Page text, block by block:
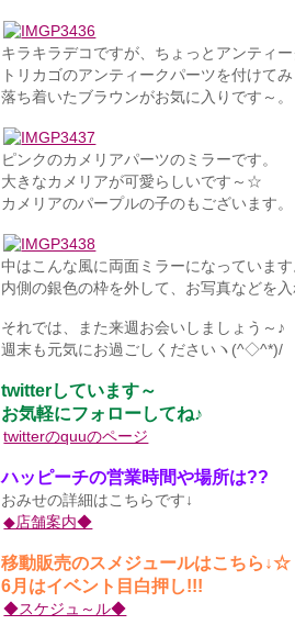
キラキラデコですが、ちょっとアンティー
トリカゴのアンティークパーツを付けてみ
落ち着いたブラウンがお気に入りです～。
ピンクのカメリアパーツのミラーです。
大きなカメリアが可愛らしいです～☆
カメリアのパープルの子のもございます。
中はこんな風に両面ミラーになっています
内側の銀色の枠を外して、お写真などを入
それでは、また来週お会いしましょう～♪
週末も元気にお過ごしくださいヽ(^◇^*)/
twitterしています～
お気軽にフォローしてね♪
twitterのquuのページ
ハッピーチの営業時間や場所は??
おみせの詳細はこちらです↓
◆店舗案内◆
移動販売のスメジュールはこちら↓☆
6月はイベント目白押し!!!
◆スケジュ～ル◆